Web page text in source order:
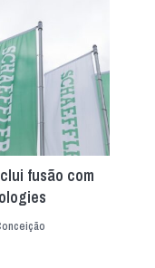
fusão com